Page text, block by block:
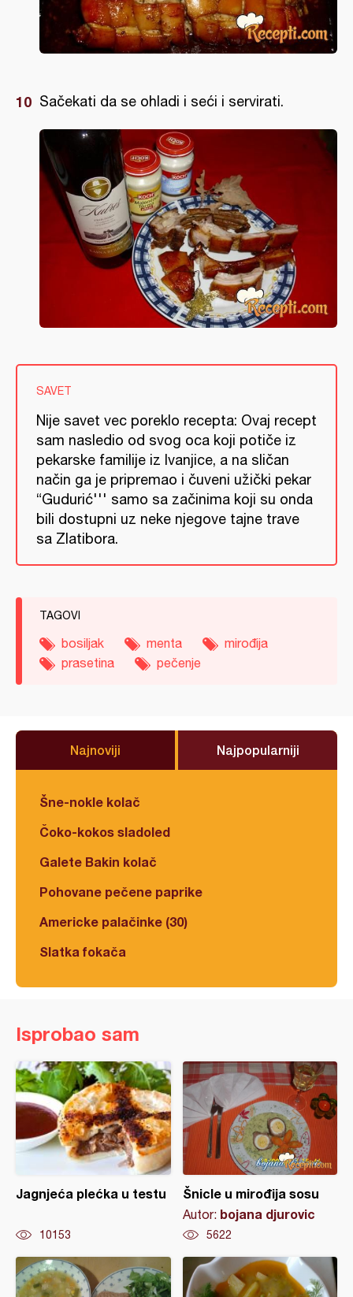
Sačekati da se ohladi i seći i servirati.
SAVET
Nije savet vec poreklo recepta: Ovaj recept
sam nasledio od svog oca koji potiče iz
pekarske familije iz Ivanjice, a na sličan
način ga je pripremao i čuveni užički pekar
“Gudurić''' samo sa začinima koji su onda
bili dostupni uz neke njegove tajne trave
sa Zlatibora.
TAGOVI
bosiljak menta
mirođija
prasetina
pečenje
Najnoviji Najpopularniji
Šne-nokle kolač
Čoko-kokos sladoled
Galete Bakin kolač
Pohovane pečene paprike
Americke palačinke (30)
Slatka fokača
Isprobao sam
Jagnjeća plećka u testu
10153
Šnicle u mirođija sosu
Autor: bojana djurovic
5622